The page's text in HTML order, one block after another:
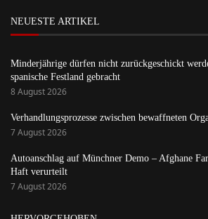
NEUESTE ARTIKEL
Minderjährige dürfen nicht zurückgeschickt
spanische Festland gebracht
8 August 2026
Verhandlungsprozesse zwischen bewaffneten
7 August 2026
Autoanschlag auf Münchner Demo – Afghane
Haft verurteilt
7 August 2026